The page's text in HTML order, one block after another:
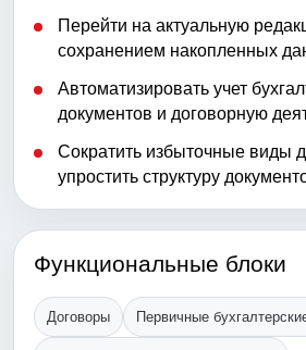
Перейти на актуальную
сохранением накопленных
Автоматизировать учет
документов и договорную
Сократить избыточные виды
упростить структуру
Функциональные блоки
Договоры Первичные